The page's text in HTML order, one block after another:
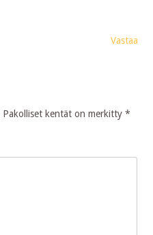
Vastaa
Pakolliset kentät on merkitty*